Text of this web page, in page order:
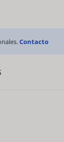
Contacto